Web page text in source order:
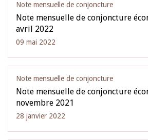
Note mensuelle de conjoncture
Note mensuelle de conjoncture
avril 2022
09 mai 2022
Note mensuelle de conjoncture
Note mensuelle de conjoncture
novembre 2021
28 janvier 2022